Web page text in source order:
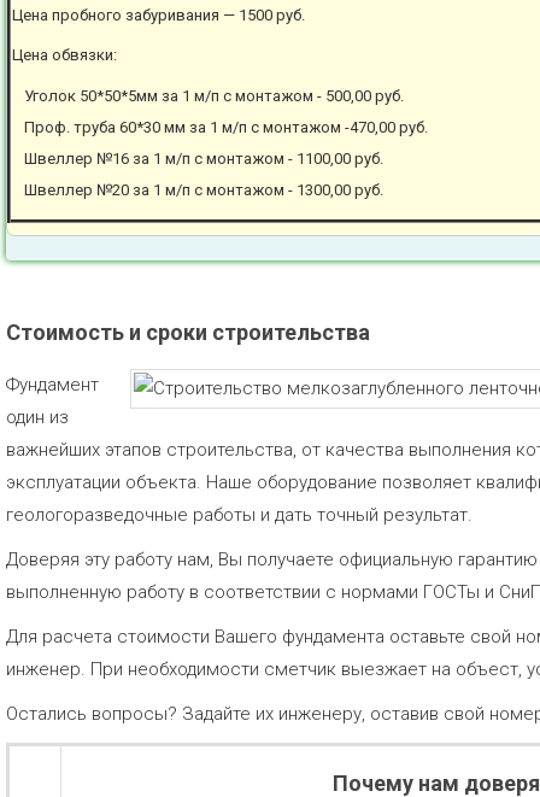
Цена пробного забуривания — 1500 руб.
Цена обвязки:
Уголок 50*50*5мм за 1 м/п с монтажом - 500,00 руб.
Проф. труба 60*30 мм за 1 м/п с монтажом -470,00 руб.
Швеллер №16 за 1 м/п с монтажом - 1100,00 руб.
Швеллер №20 за 1 м/п с монтажом - 1300,00 руб.
Стоимость и сроки строительства
Фундамент
один из
важнейших этапов строительства, от качества выполнения
эксплуатации объекта. Наше оборудование позволяет
геологоразведочные работы и дать точный результат.
Доверяя эту работу нам, Вы получаете официальную
выполненную работу в соответствии с нормами ГОСТы и
Для расчета стоимости Вашего фундамента оставьте свой
инженер. При необходимости сметчик выезжает на объест,
Остались вопросы? Задайте их инженеру, оставив свой
Почему нам